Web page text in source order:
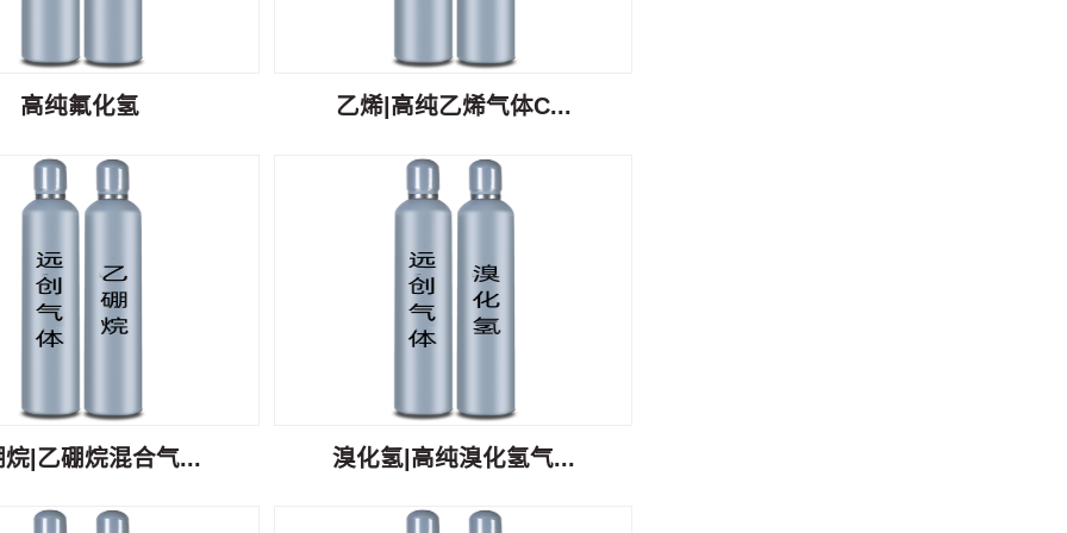
高纯氟化氢 乙烯|高纯乙烯气体C...
烷|乙硼烷混合气... 溴化氢|高纯溴化氢气...